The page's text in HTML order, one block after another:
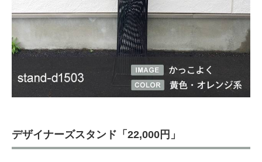
デザイナーズスタンド「22,000円」